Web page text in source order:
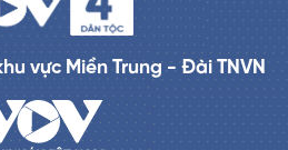
vực Miền Trung - Đài TNVN